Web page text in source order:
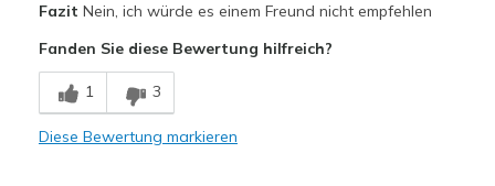
Sizing
Feels half size too big
Fazit Nein, ich würde es einem Freund nicht empfehlen
Fanden Sie diese Bewertung hilfreich?
1 3
Diese Bewertung markieren